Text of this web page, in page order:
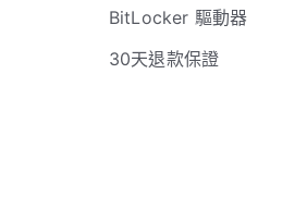
BitLocker 驅動器
30天退款保證